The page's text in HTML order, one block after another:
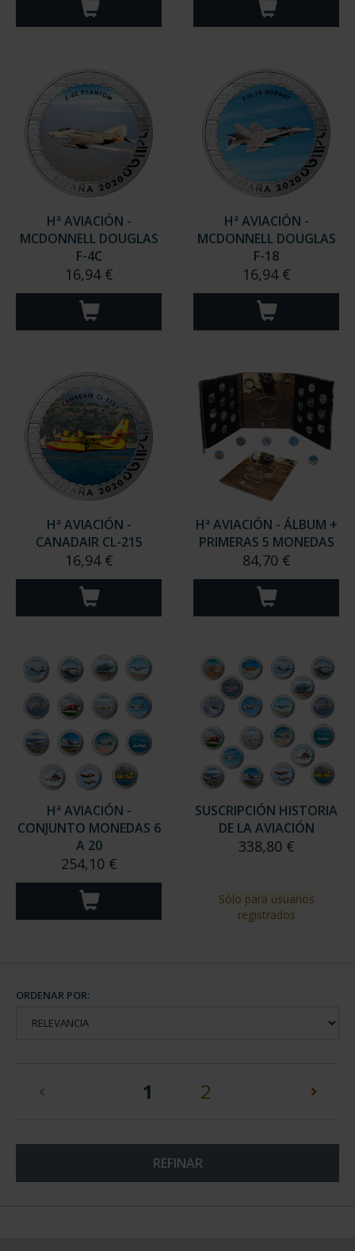
Hª AVIACIÓN -
MCDONNELL DOUGLAS
F-4C
16,94 €
Hª AVIACIÓN -
MCDONNELL DOUGLAS
F-18
16,94 €
Hª AVIACIÓN -
CANADAIR CL-215
16,94 €
Hª AVIACIÓN - ÁLBUM +
PRIMERAS 5 MONEDAS
84,70 €
Hª AVIACIÓN -
CONJUNTO MONEDAS 6
A 20
254,10 €
SUSCRIPCIÓN HISTORIA
DE LA AVIACIÓN
338,80 €
Sólo para usuarios
registrados
ORDENAR POR:
1 (current)
2
REFINAR